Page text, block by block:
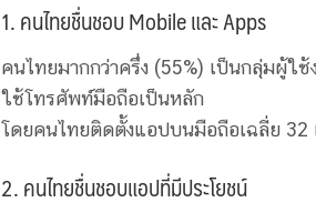
1. คนไทยชื่นชอบ Mobile และ Apps
คนไทยมากกว่าครึ่ง (55%) เป็นกลุ่มผู้ใ
ใช้โทรศัพท์มือถือเป็นหลัก
โดยคนไทยติดตั้งแอปบนมือถือเฉลี่ย 32
2. คนไทยชื่นชอบแอปที่มีประโยชน์